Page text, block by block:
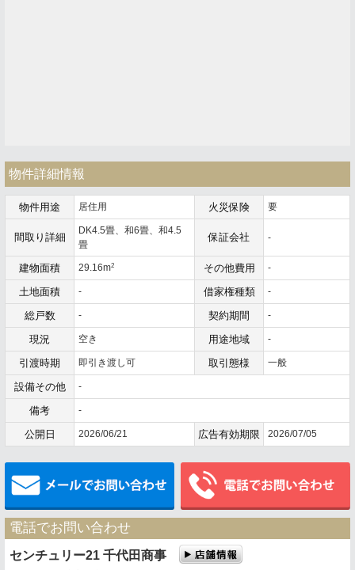
物件詳細情報
物件用途 居住用 火災保険 要
間取り詳細
DK4.5畳、和6畳、和4.5
畳
保証会社 -
建物面積 29.16m2 その他費用 -
土地面積 - 借家権種類 -
総戸数 - 契約期間 -
現況 空き 用途地域 -
引渡時期 即引き渡し可 取引態様 一般
設備その他 -
備考 -
公開日 2026/06/21 広告有効期限 2026/07/05
メールでお問い合わせ
電話でお問い合わせ
センチュリー21 千代田商事